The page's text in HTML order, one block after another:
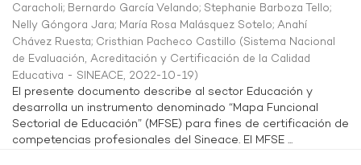
Caracholi; Bernardo García Velando; Stephanie Barboza Tello;
Nelly Góngora Jara; María Rosa Malásquez Sotelo; Anahí
Chávez Ruesta; Cristhian Pacheco Castillo (Sistema Nacional
de Evaluación, Acreditación y Certificación de la Calidad
Educativa - SINEACE, 2022-10-19)
El presente documento describe al sector Educación y
desarrolla un instrumento denominado “Mapa Funcional
Sectorial de Educación” (MFSE) para fines de certificación de
competencias profesionales del Sineace. El MFSE ...